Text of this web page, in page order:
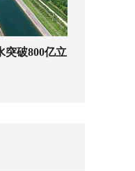
突破800亿立